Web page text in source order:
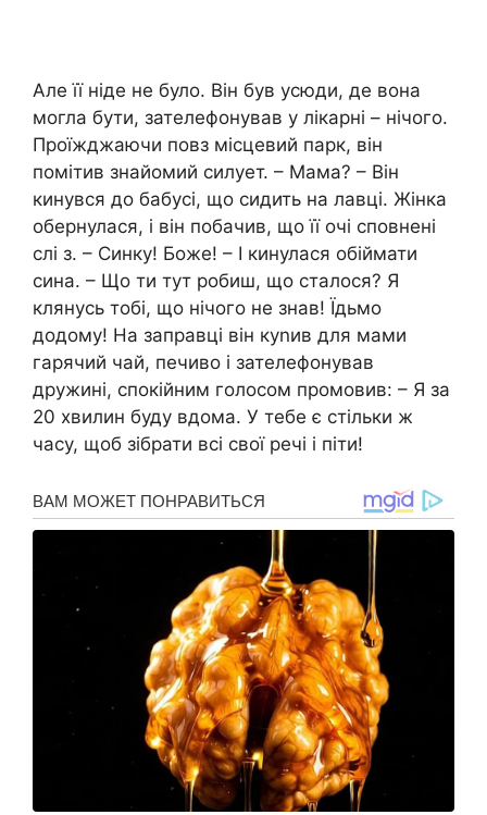
Але її ніде не було. Він був усюди, де вона
могла бути, зателефонував у лікарні – нічого.
Проїжджаючи повз місцевий парк, він
помітив знайомий силует. – Мама? – Він
кинувся до бабусі, що сидить на лавці. Жінка
обернулася, і він побачив, що її очі сповнені
слі з. – Синку! Боже! – І кинулася обіймати
сина. – Що ти тут робиш, що сталося? Я
клянусь тобі, що нічого не знав! Їдьмо
додому! На заправці він куnив для мами
гарячий чай, печиво і зателефонував
дружині, спокійним голосом промовив: – Я за
20 хвилин буду вдома. У тебе є стільки ж
часу, щоб зібрати всі свої речі і піти!